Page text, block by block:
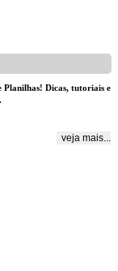
Planilhas! Dicas, tutoriais e
veja mais...